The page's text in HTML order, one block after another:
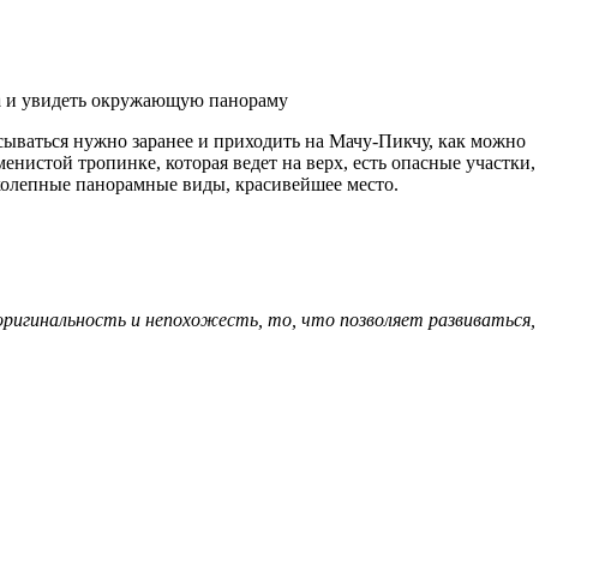
и увидеть окружающую панораму
нужно заранее и приходить на Мачу-Пикчу, как можно
тропинке, которая ведет на верх, есть опасные участки,
панорамные виды, красивейшее место.
и непохожесть, то, что позволяет развиваться,